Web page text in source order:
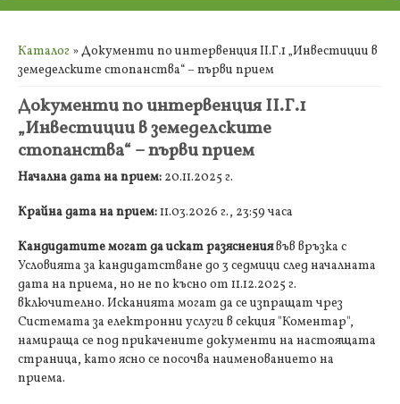
Вие сте тук
Каталог » Документи по интервенция ІІ.Г.1 „Инвестиции в
земеделските стопанства“ – първи прием
Документи по интервенция ІІ.Г.1
„Инвестиции в земеделските
стопанства“ – първи прием
Начална дата на прием: 20.11.2025 г.
Крайна дата на прием:11.03.2026 г., 23:59 часа
Кандидатите могат да искат разяснениявъв връзка с
Условията за кандидатстване до 3 седмици след началната
дата на приема, но не по късно от 11.12.2025 г.
включително. Исканията могат да се изпращат чрез
Системата за електронни услуги в секция "Коментар",
намираща се под прикачените документи на настоящата
страница, като ясно се посочва наименованието на
приема.